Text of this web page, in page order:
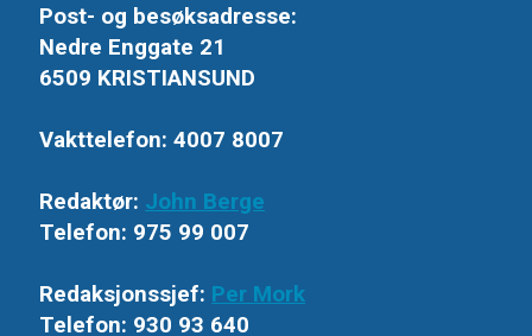
Post- og besøksadresse:
Nedre Enggate 21
6509 KRISTIANSUND
Vakttelefon: 4007 8007
Redaktør: John Berge
Telefon: 975 99 007
Redaksjonssjef: Per Mork
Telefon: 930 93 640